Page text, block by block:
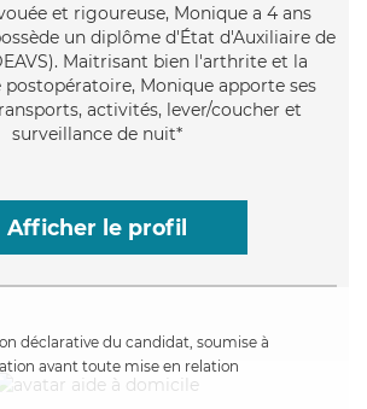
et rigoureuse, Monique a 4 ans
un diplôme d'État d'Auxiliaire de
Maitrisant bien l'arthrite et la
postopératoire, Monique apporte ses
activités, lever/coucher et
surveillance de nuit*
Afficher le profil
déclarative du candidat, soumise à
avant toute mise en relation